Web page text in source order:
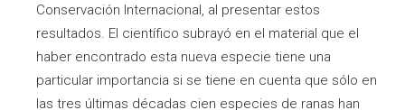
Conservación Internacional, al presentar estos
resultados. El científico subrayó en el material que el
haber encontrado esta nueva especie tiene una
particular importancia si se tiene en cuenta que sólo en
las tres últimas décadas cien especies de ranas han